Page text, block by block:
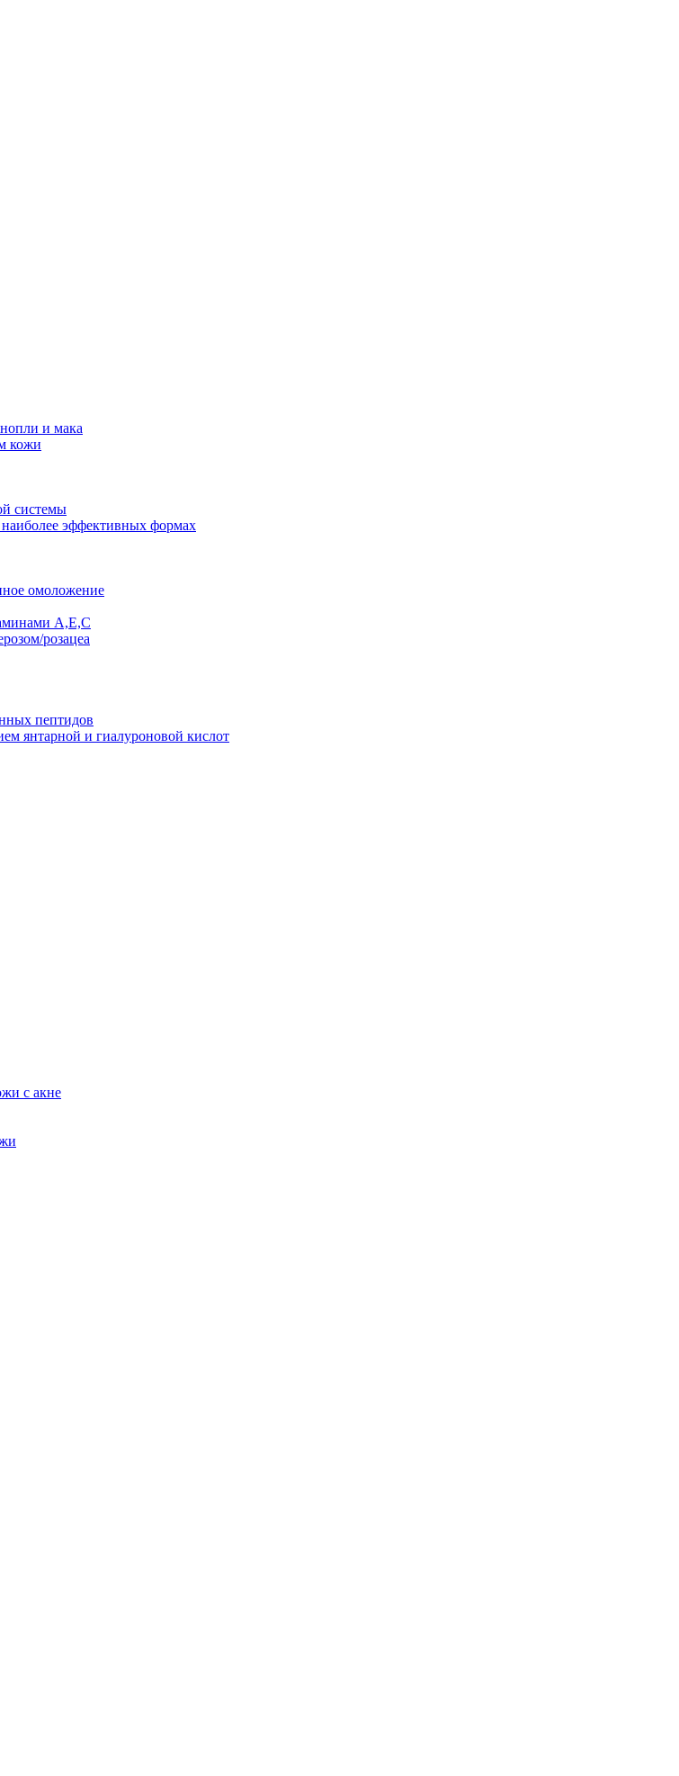
и мака
кожи
системы
эффективных формах
омоложение
A,Е,С
розацеа
пептидов
янтарной и гиалуроновой кислот
с акне